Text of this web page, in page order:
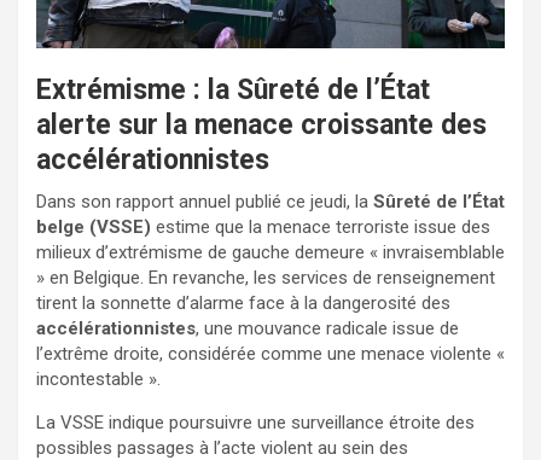
Extrémisme : la Sûreté de l’État
alerte sur la menace croissante des
accélérationnistes
Dans son rapport annuel publié ce jeudi, la Sûreté de l’État
belge (VSSE) estime que la menace terroriste issue des
milieux d’extrémisme de gauche demeure « invraisemblable
» en Belgique. En revanche, les services de renseignement
tirent la sonnette d’alarme face à la dangerosité des
accélérationnistes, une mouvance radicale issue de
l’extrême droite, considérée comme une menace violente «
incontestable ».
La VSSE indique poursuivre une surveillance étroite des
possibles passages à l’acte violent au sein des